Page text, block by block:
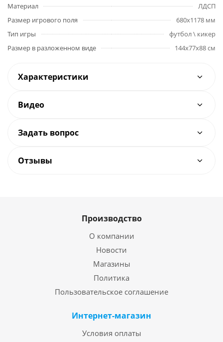
Материал
ЛДСП
Размер игрового поля
680х1178 мм
Тип игры
футбол \ кикер
Размер в разложенном виде
144х77х88 см
Характеристики
Видео
Задать вопрос
Отзывы
Производство
О компании
Новости
Магазины
Политика
Пользовательское соглашение
Интернет-магазин
Условия оплаты